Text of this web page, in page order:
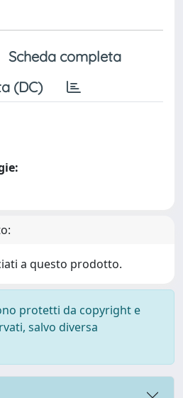
Scheda completa
(DC)
a questo prodotto.
protetti da copyright e
salvo diversa